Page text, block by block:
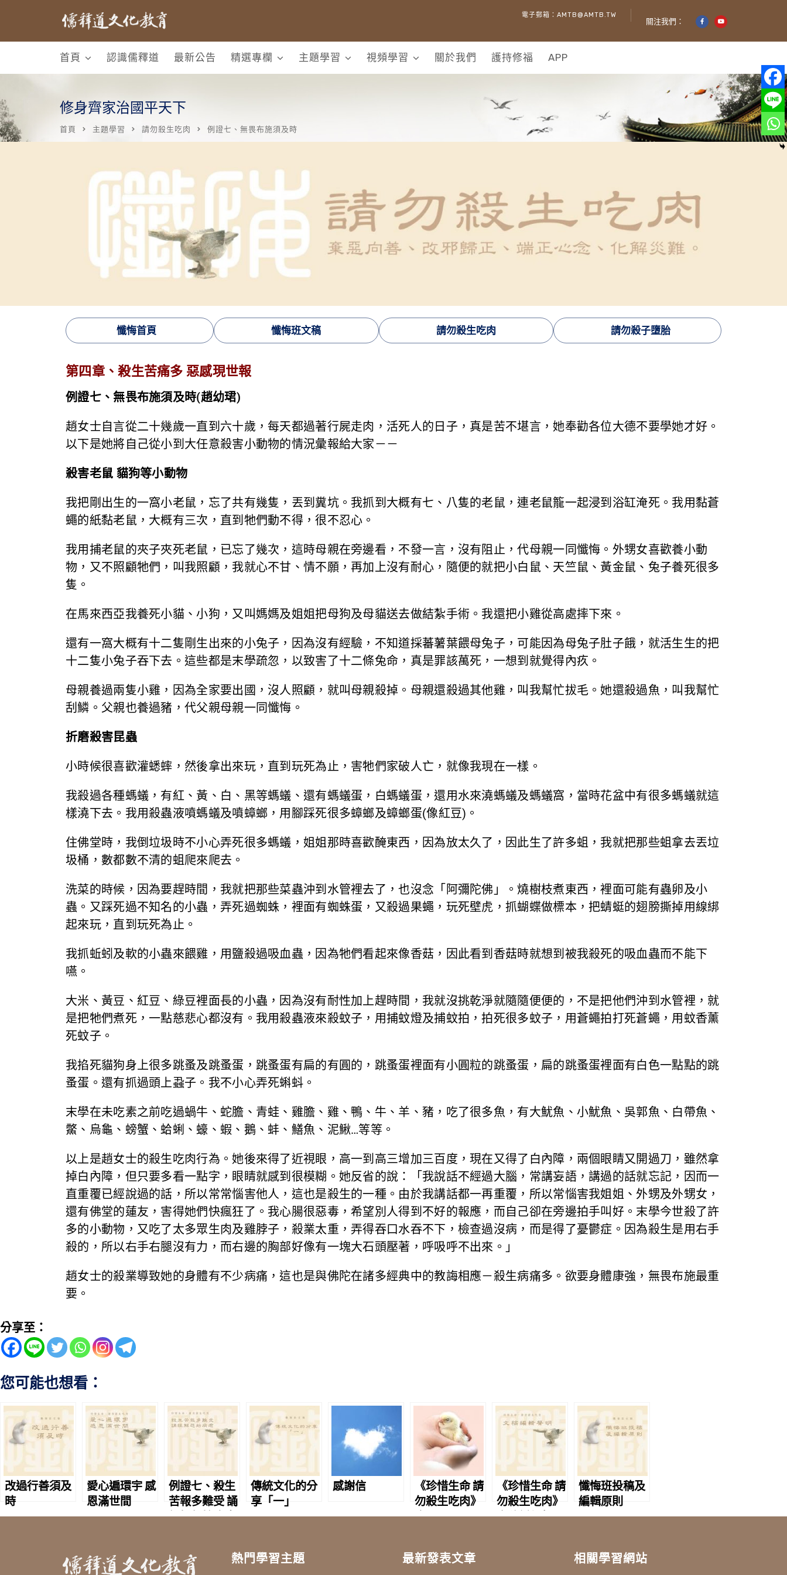
電子郵箱：AMTB@AMTB.TW
關注我們：
首頁 認識儒釋道 最新公告 精選專欄 主題學習 視頻學習 關於我們 護持修福 APP
修身齊家治國平天下
首頁 主題學習 請勿殺生吃肉 例證七、無畏布施須及時
懺悔首頁 懺悔班文稿 請勿殺生吃肉 請勿殺子墮胎
第四章、殺生苦痛多 惡感現世報
例證七、無畏布施須及時(趙幼珺)
趙女士自言從二十幾歲一直到六十歲，每天都過著行屍走肉，活死人的日子，真是苦不堪言，她奉勸各位大德不要學她才好。
以下是她將自己從小到大任意殺害小動物的情況彙報給大家－－
殺害老鼠 貓狗等小動物
我把剛出生的一窩小老鼠，忘了共有幾隻，丟到糞坑。我抓到大概有七、八隻的老鼠，連老鼠籠一起浸到浴缸淹死。我用黏蒼
蠅的紙黏老鼠，大概有三次，直到牠們動不得，很不忍心。
我用捕老鼠的夾子夾死老鼠，已忘了幾次，這時母親在旁邊看，不發一言，沒有阻止，代母親一同懺悔。外甥女喜歡養小動
物，又不照顧牠們，叫我照顧，我就心不甘、情不願，再加上沒有耐心，隨便的就把小白鼠、天竺鼠、黃金鼠、兔子養死很多
隻。
在馬來西亞我養死小貓、小狗，又叫媽媽及姐姐把母狗及母貓送去做結紮手術。我還把小雞從高處摔下來。
還有一窩大概有十二隻剛生出來的小兔子，因為沒有經驗，不知道採蕃薯葉餵母兔子，可能因為母兔子肚子餓，就活生生的把
十二隻小兔子吞下去。這些都是末學疏忽，以致害了十二條兔命，真是罪該萬死，一想到就覺得內疚。
母親養過兩隻小雞，因為全家要出國，沒人照顧，就叫母親殺掉。母親還殺過其他雞，叫我幫忙拔毛。她還殺過魚，叫我幫忙
刮鱗。父親也養過豬，代父親母親一同懺悔。
折磨殺害昆蟲
小時候很喜歡灌蟋蟀，然後拿出來玩，直到玩死為止，害牠們家破人亡，就像我現在一樣。
我殺過各種螞蟻，有紅、黃、白、黑等螞蟻、還有螞蟻蛋，白螞蟻蛋，還用水來澆螞蟻及螞蟻窩，當時花盆中有很多螞蟻就這
樣澆下去。我用殺蟲液噴螞蟻及噴蟑螂，用腳踩死很多蟑螂及蟑螂蛋(像紅豆)。
住佛堂時，我倒垃圾時不小心弄死很多螞蟻，姐姐那時喜歡醃東西，因為放太久了，因此生了許多蛆，我就把那些蛆拿去丟垃
圾桶，數都數不清的蛆爬來爬去。
洗菜的時候，因為要趕時間，我就把那些菜蟲沖到水管裡去了，也沒念「阿彌陀佛」。燒樹枝煮東西，裡面可能有蟲卵及小
蟲。又踩死過不知名的小蟲，弄死過蜘蛛，裡面有蜘蛛蛋，又殺過果蠅，玩死壁虎，抓蝴蝶做標本，把蜻蜓的翅膀撕掉用線綁
起來玩，直到玩死為止。
我抓蚯蚓及軟的小蟲來餵雞，用鹽殺過吸血蟲，因為牠們看起來像香菇，因此看到香菇時就想到被我殺死的吸血蟲而不能下
嚥。
大米、黃豆、紅豆、綠豆裡面長的小蟲，因為沒有耐性加上趕時間，我就沒挑乾淨就隨隨便便的，不是把他們沖到水管裡，就
是把牠們煮死，一點慈悲心都沒有。我用殺蟲液來殺蚊子，用捕蚊燈及捕蚊拍，拍死很多蚊子，用蒼蠅拍打死蒼蠅，用蚊香薰
死蚊子。
我掐死貓狗身上很多跳蚤及跳蚤蛋，跳蚤蛋有扁的有圓的，跳蚤蛋裡面有小圓粒的跳蚤蛋，扁的跳蚤蛋裡面有白色一點點的跳
蚤蛋。還有抓過頭上蝨子。我不小心弄死蝌蚪。
末學在未吃素之前吃過蝸牛、蛇膽、青蛙、雞膽、雞、鴨、牛、羊、豬，吃了很多魚，有大魷魚、小魷魚、吳郭魚、白帶魚、
鱉、烏龜、螃蟹、蛤蜊、蠔、蝦、鵝、蚌、鱔魚、泥鰍…等等。
以上是趙女士的殺生吃肉行為。她後來得了近視眼，高一到高三增加三百度，現在又得了白內障，兩個眼睛又開過刀，雖然拿
掉白內障，但只要多看一點字，眼睛就感到很模糊。她反省的說：「我說話不經過大腦，常講妄語，講過的話就忘記，因而一
直重覆已經說過的話，所以常常惱害他人，這也是殺生的一種。由於我講話都一再重覆，所以常惱害我姐姐、外甥及外甥女，
還有佛堂的蓮友，害得她們快瘋狂了。我心腸很惡毒，希望別人得到不好的報應，而自己卻在旁邊拍手叫好。末學今世殺了許
多的小動物，又吃了太多眾生肉及雞脖子，殺業太重，弄得吞口水吞不下，檢查過沒病，而是得了憂鬱症。因為殺生是用右手
殺的，所以右手右腿沒有力，而右邊的胸部好像有一塊大石頭壓著，呼吸呼不出來。」
趙女士的殺業導致她的身體有不少病痛，這也是與佛陀在諸多經典中的教誨相應－殺生病痛多。欲要身體康強，無畏布施最重
要。
分享至：
您可能也想看：
改過行善須及
時
愛心遍環宇 感
恩滿世間
例證七、殺生
苦報多難受 誦
經解怨始病癒
傳統文化的分
享「一」
感謝信
《珍惜生命 請
勿殺生吃肉》
序
《珍惜生命 請
勿殺生吃肉》
文稿編輯聲明
懺悔班投稿及
編輯原則
熱門學習主題 最新發表文章 相關學習網站